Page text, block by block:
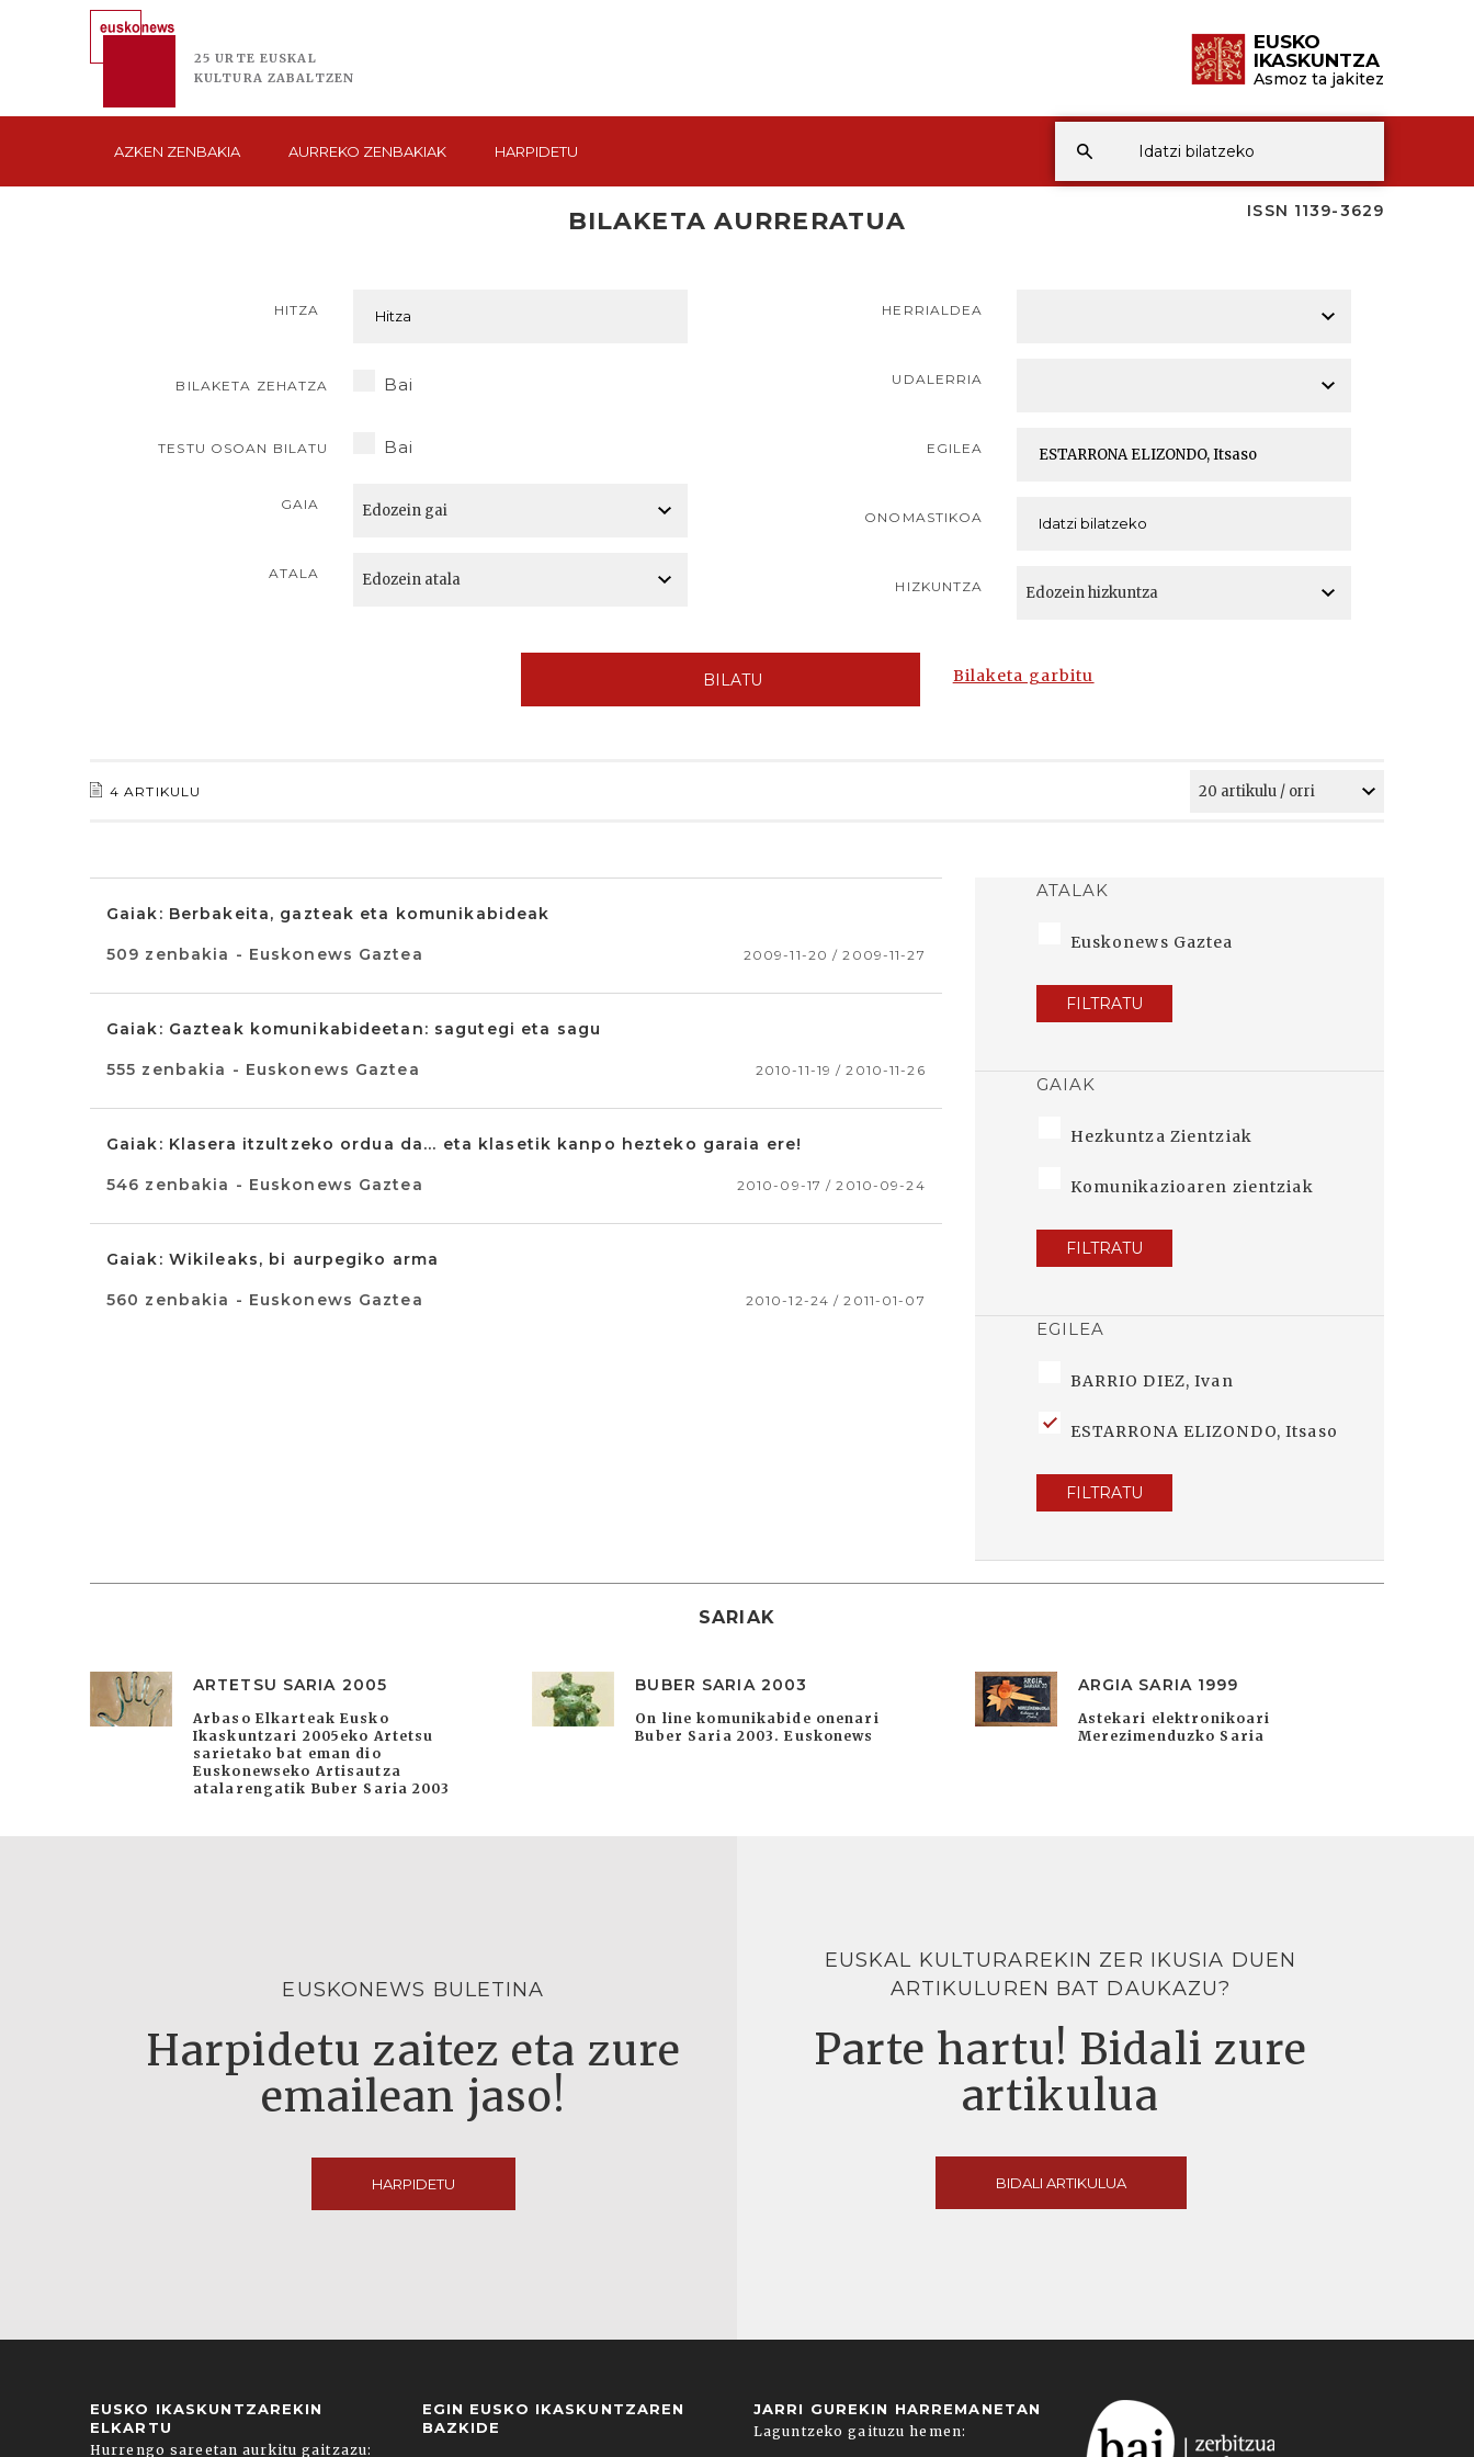
25 URTE EUSKAL
KULTURA ZABALTZEN
EUSKO
IKASKUNTZA
Asmoz ta jakitez
AZKEN ZENBAKIA AURREKO ZENBAKIAK HARPIDETU
ISSN 1139-3629
BILAKETA AURRERATUA
HITZA
BILAKETA ZEHATZA Bai
TESTU OSOAN BILATU Bai
GAIA
ATALA
HERRIALDEA
UDALERRIA
EGILEA
ONOMASTIKOA
HIZKUNTZA
BILATU Bilaketa garbitu
4 ARTIKULU
Gaiak: Berbakeita, gazteak eta komunikabideak
509 zenbakia - Euskonews Gaztea 2009-11-20 / 2009-11-27
Gaiak: Gazteak komunikabideetan: sagutegi eta sagu
555 zenbakia - Euskonews Gaztea 2010-11-19 / 2010-11-26
Gaiak: Klasera itzultzeko ordua da... eta klasetik kanpo hezteko garaia ere!
546 zenbakia - Euskonews Gaztea 2010-09-17 / 2010-09-24
Gaiak: Wikileaks, bi aurpegiko arma
560 zenbakia - Euskonews Gaztea 2010-12-24 / 2011-01-07
ATALAK
Euskonews Gaztea
FILTRATU
GAIAK
Hezkuntza Zientziak
Komunikazioaren zientziak
FILTRATU
EGILEA
BARRIO DIEZ, Ivan
ESTARRONA ELIZONDO, Itsaso
FILTRATU
SARIAK
ARTETSU SARIA 2005
Arbaso Elkarteak Eusko
Ikaskuntzari 2005eko Artetsu
sarietako bat eman dio
Euskonewseko Artisautza
atalarengatik Buber Saria 2003
BUBER SARIA 2003
On line komunikabide onenari
Buber Saria 2003. Euskonews
ARGIA SARIA 1999
Astekari elektronikoari
Merezimenduzko Saria
EUSKONEWS BULETINA
Harpidetu zaitez eta zure
emailean jaso!
HARPIDETU
EUSKAL KULTURAREKIN ZER IKUSIA DUEN
ARTIKULUREN BAT DAUKAZU?
Parte hartu! Bidali zure
artikulua
BIDALI ARTIKULUA
EUSKO IKASKUNTZAREKIN
ELKARTU
Hurrengo sareetan aurkitu gaitzazu:
EGIN EUSKO IKASKUNTZAREN
BAZKIDE
JARRI GUREKIN HARREMANETAN
Laguntzeko gaituzu hemen: